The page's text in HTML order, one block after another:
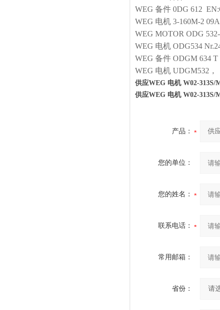
WEG 备件 0DG 612
WEG 电机 3-160M-2
WEG MOTOR ODG
WEG 电机 ODG534
WEG 备件 ODGM 634 T
WEG 电机 UDGM532，
供应WEG 电机 W02-313S/
供应WEG 电机 W02-313S/
产品：
您的单位：
您的姓名：
联系电话：
常用邮箱：
省份：